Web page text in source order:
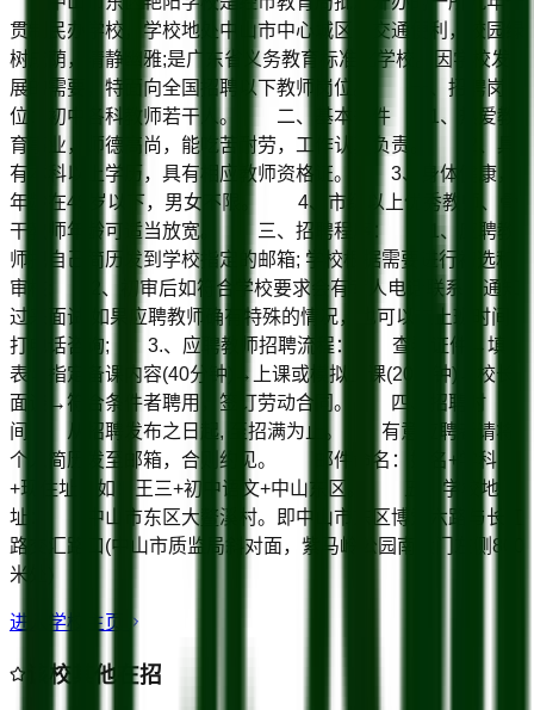
贯制民办学校，学校地处中山市中心城区，交通便利，校园绿
树成荫，清静幽雅;是广东省义务教育标准化学校。因学校发
展的需要，特面向全国招聘以下教师岗位。 一、招聘岗
位：初中各科教师若干人。 二、基本条件 1、热爱教
育事业，师德高尚，能吃苦耐劳，工作认真负责。 2、具
有本科以上学历，具有相应教师资格证。 3、身体健康，
年龄在45岁以下，男女不限。 4、市级以上优秀教师、骨
干教师年龄可适当放宽。 三、招聘程序： 1、应聘教
师把自己简历发到学校指定的邮箱; 学校根据需要进行初选和
审核; 2、初审后如符合学校要求会有专人电话联系，通知
过来面试;如果应聘教师确有特殊的情况，也可以在上班时间
打电话咨询; 3.、应聘教师招聘流程： 查看证件→填
表→指定备课内容(40分钟)→上课或模拟上课(20分钟)→校长
面谈→符合条件者聘用，签订劳动合同。 四、招聘时
间 从招聘发布之日起, 至招满为止。 有意应聘者请将
个人简历发至邮箱，合则约见。 邮件命名：姓名+学科
+现住址，如：王三+初中语文+中山东区。 五、学校地
址： 中山市东区大鳌溪村。即中山市东区博爱六路与长江
路交汇路口(中山市质监局斜对面，紫马岭公园南大门左侧800
米处)
进入学校主页
该校其他在招